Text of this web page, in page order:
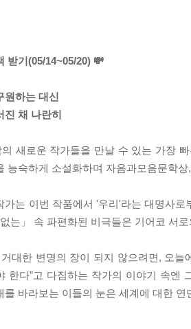
받기(05/14~05/20) 💸
원하는 대신
진 채 나란히
의 새로운 작가들을 만날 수 있는 가장
능숙하게 소설화하며 자음과모음문학
가는 이번 작품에서 '우리'라는 대명사
는」 속 파편화된 비극들은 기어코 서
거대한 변명의 장이 되지 않으려면, 오
한다”고 다짐하는 작가의 이야기 속엔
를 바라보는 이들의 눈은 세계에 대한 연